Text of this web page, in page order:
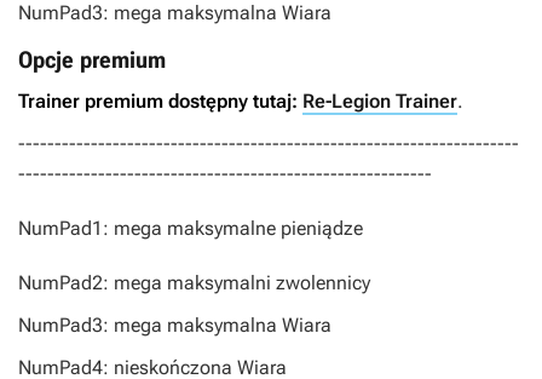
NumPad3: mega maksymalna Wiara
Opcje premium
Trainer premium dostępny tutaj: Re-Legion Trainer.
---------------------------------------------------------------------
---------------------------------------------------------
NumPad1: mega maksymalne pieniądze
NumPad2: mega maksymalni zwolennicy
NumPad3: mega maksymalna Wiara
NumPad4: nieskończona Wiara